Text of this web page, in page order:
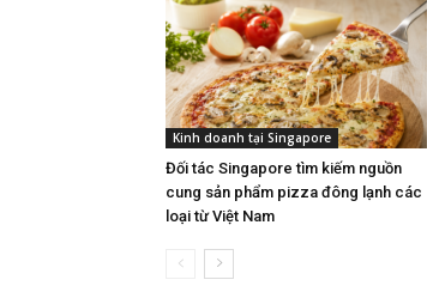
Kinh doanh tại Singapore
Đối tác Singapore tìm kiếm nguồn
cung sản phẩm pizza đông lạnh các
loại từ Việt Nam